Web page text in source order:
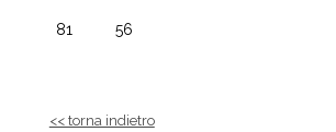
81 56
<< torna indietro